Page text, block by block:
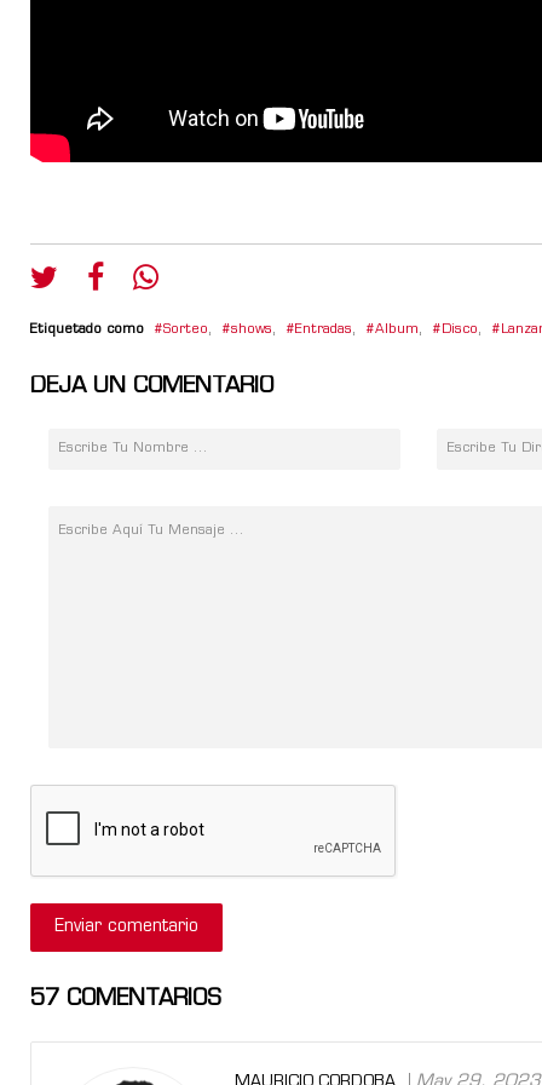
Etiquetado como Sorteo, shows, Entradas, Album, Disco,
DEJA UN COMENTARIO
57 COMENTARIOS
MAURICIO CORDOBA